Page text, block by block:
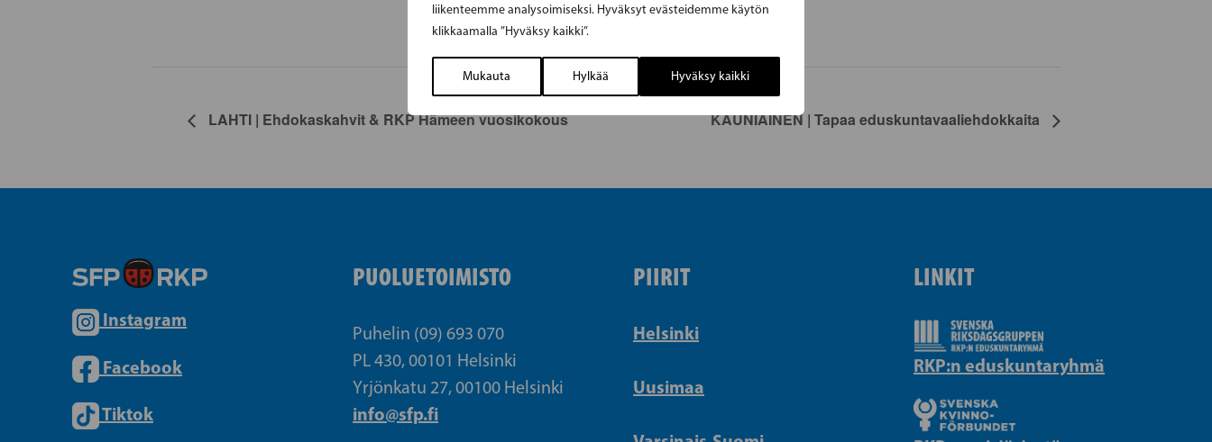
liikenteemme analysoimiseksi. Hyväksyt evästeidemme käytön
klikkaamalla ”Hyväksy kaikki”.
Mukauta Hylkää Hyväksy kaikki
LAHTI | Ehdokaskahvit & RKP Hämeen vuosikokous KAUNIAINEN | Tapaa eduskuntavaaliehdokkaita
Instagram
Facebook
Tiktok
PUOLUETOIMISTO
Puhelin (09) 693 070
PL 430, 00101 Helsinki
Yrjönkatu 27, 00100 Helsinki
info@sfp.fi
PIIRIT
Helsinki
Uusimaa
LINKIT
RKP:n eduskuntaryhmä